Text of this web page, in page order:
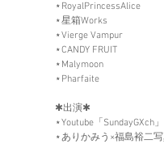
⋆RoyalPrincessAlice
⋆星箱Works
⋆Vierge Vampur
⋆CANDY FRUIT
⋆Malymoon
⋆​Pharfaite
✱出演✱
⋆Youtube「​SundayGXch
⋆ありかみう×福島裕二